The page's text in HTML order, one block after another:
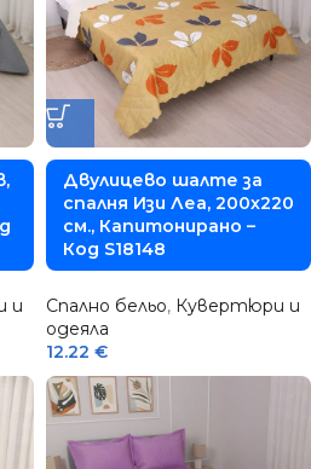
и
Двулицево шалте за
спалня Изи Леа, 200х220
см., Капитонирано –
Код S18148
Спално бельо, Кувертюри и
одеяла
12.22 €